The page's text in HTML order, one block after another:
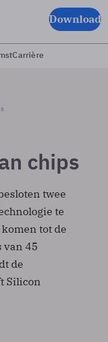
Download
Carrière
chips
twee
te
tot de
van 45
de
Silicon